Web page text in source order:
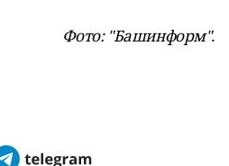
Фото: "Башинформ".